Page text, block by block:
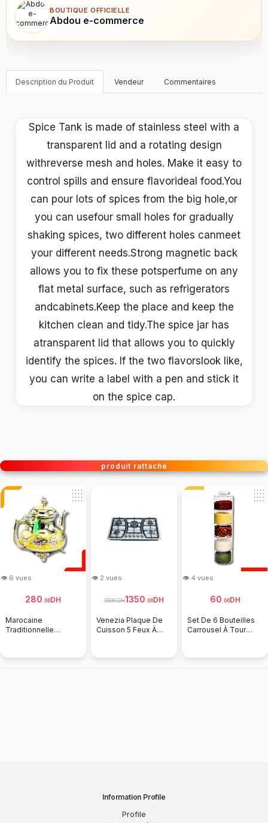
BOUTIQUE OFFICIELLE
Abdou e-commerce
Description du Produit Vendeur Commentaires
Spice Tank is made of stainless steel with a
transparent lid and a rotating design
withreverse mesh and holes. Make it easy to
control spills and ensure flavorideal food.You
can pour lots of spices from the big hole,or
you can usefour small holes for gradually
shaking spices, two different holes canmeet
your different needs.Strong magnetic back
allows you to fix these potsperfume on any
flat metal surface, such as refrigerators
andcabinets.Keep the place and keep the
kitchen clean and tidy.The spice jar has
atransparent lid that allows you to quickly
identify the spices. If the two flavorslook like,
you can write a label with a pen and stick it
on the spice cap.
produit rattaché
👁 4 vues
60.00DH
Set De 6 Bouteilles
Carrousel À Tour
👁 4 vues
220 00DH
Organisateur De
Céréales Et De
👁 3 vues
199.00
Présentoir Impérial
Avec Support Inox
Information Profile
Profile